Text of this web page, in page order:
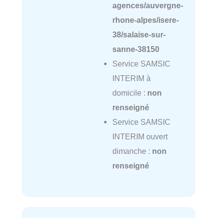
agences/auvergne-
rhone-alpes/isere-
38/salaise-sur-
sanne-38150
Service SAMSIC
INTERIM à
domicile : non
renseigné
Service SAMSIC
INTERIM ouvert
dimanche : non
renseigné